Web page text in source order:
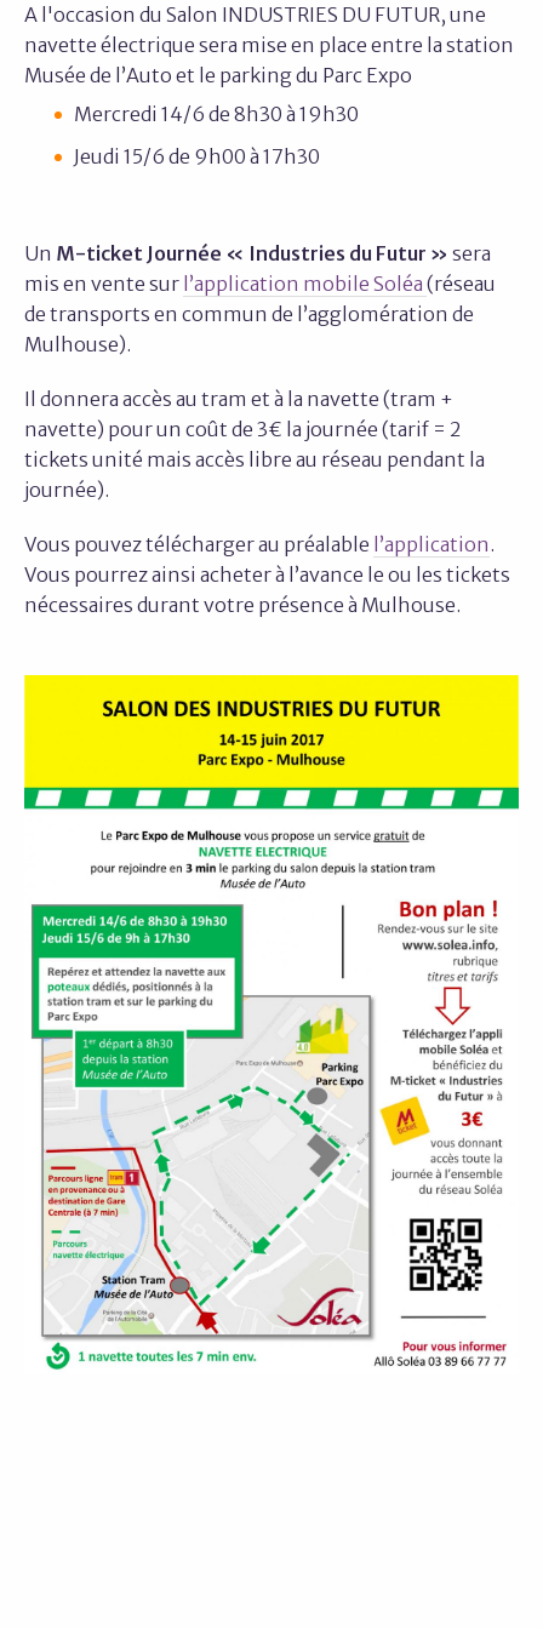
A l'occasion du Salon INDUSTRIES DU FUTUR, une
navette électrique sera mise en place entre la station
Musée de l’Auto et le parking du Parc Expo
Mercredi 14/6 de 8h30 à 19h30
Jeudi 15/6 de 9h00 à 17h30
Un M-ticket Journée « Industries du Futur » sera
mis en vente sur l’application mobile Soléa (réseau
de transports en commun de l’agglomération de
Mulhouse).
Il donnera accès au tram et à la navette (tram +
navette) pour un coût de 3€ la journée (tarif = 2
tickets unité mais accès libre au réseau pendant la
journée).
Vous pouvez télécharger au préalable l’application.
Vous pourrez ainsi acheter à l’avance le ou les tickets
nécessaires durant votre présence à Mulhouse.